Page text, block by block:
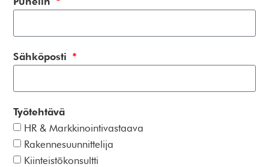
Sähköposti
Työtehtävä
HR & Markkinointivastaava
Rakennesuunnittelija
Kiinteistökonsultti